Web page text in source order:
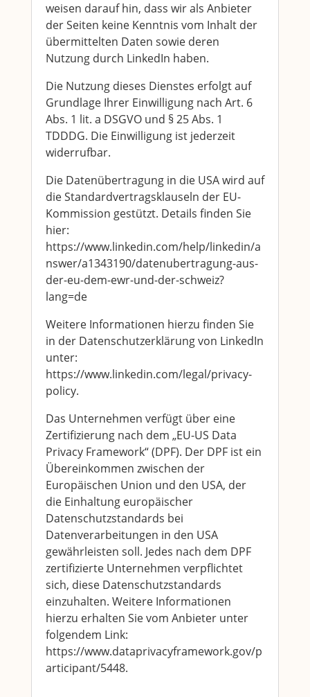
weisen darauf hin, dass wir als Anbieter
der Seiten keine Kenntnis vom Inhalt der
übermittelten Daten sowie deren
Nutzung durch LinkedIn haben.
Die Nutzung dieses Dienstes erfolgt auf
Grundlage Ihrer Einwilligung nach Art. 6
Abs. 1 lit. a DSGVO und § 25 Abs. 1
TDDDG. Die Einwilligung ist jederzeit
widerrufbar.
Die Datenübertragung in die USA wird auf
die Standardvertragsklauseln der EU-
Kommission gestützt. Details finden Sie
hier:
https://www.linkedin.com/help/linkedin/a
nswer/a1343190/datenubertragung-aus-
der-eu-dem-ewr-und-der-schweiz?
lang=de
Weitere Informationen hierzu finden Sie
in der Datenschutzerklärung von LinkedIn
unter:
https://www.linkedin.com/legal/privacy-
policy.
Das Unternehmen verfügt über eine
Zertifizierung nach dem „EU-US Data
Privacy Framework“ (DPF). Der DPF ist ein
Übereinkommen zwischen der
Europäischen Union und den USA, der
die Einhaltung europäischer
Datenschutzstandards bei
Datenverarbeitungen in den USA
gewährleisten soll. Jedes nach dem DPF
zertifizierte Unternehmen verpflichtet
sich, diese Datenschutzstandards
einzuhalten. Weitere Informationen
hierzu erhalten Sie vom Anbieter unter
folgendem Link:
https://www.dataprivacyframework.gov/p
articipant/5448.